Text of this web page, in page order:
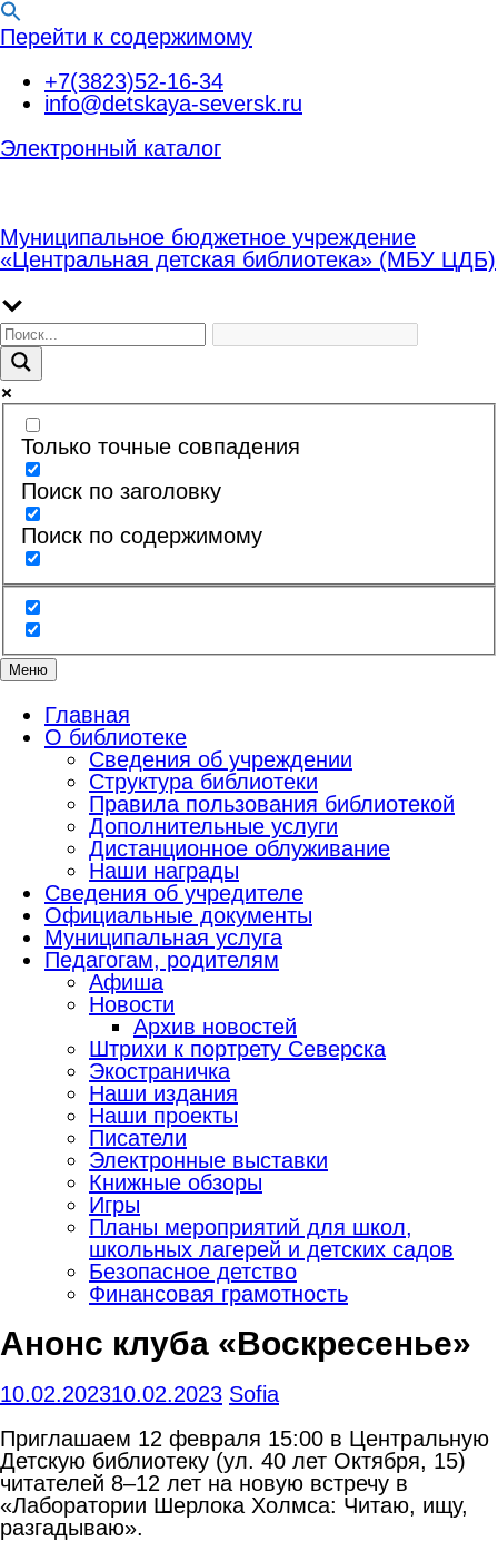
Перейти к содержимому
+7(3823)52-16-34
info@detskaya-seversk.ru
Электронный каталог
Муниципальное бюджетное учреждение
«Центральная детская библиотека» (МБУ ЦДБ)
Только точные совпадения
Поиск по заголовку
Поиск по содержимому
Меню
Главная
О библиотеке
Сведения об учреждении
Структура библиотеки
Правила пользования библиотекой
Дополнительные услуги
Дистанционное облуживание
Наши награды
Сведения об учредителе
Официальные документы
Муниципальная услуга
Педагогам, родителям
Афиша
Новости
Архив новостей
Штрихи к портрету Северска
Экостраничка
Наши издания
Наши проекты
Писатели
Электронные выставки
Книжные обзоры
Игры
Планы мероприятий для школ,
школьных лагерей и детских садов
Безопасное детство
Финансовая грамотность
Анонс клуба «Воскресенье»
10.02.202310.02.2023 Sofia
Приглашаем 12 февраля 15:00 в Центральную
Детскую библиотеку (ул. 40 лет Октября, 15)
читателей 8–12 лет на новую встречу в
«Лаборатории Шерлока Холмса: Читаю, ищу,
разгадываю».